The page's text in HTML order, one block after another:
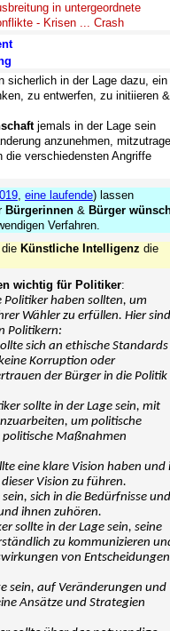
in untergeordnete
- Krisen ... Crash
sicherlich in der Lage dazu, ein
zu entwerfen, zu initiieren &
jemals in der Lage sein
anzunehmen,
die verschiedensten Angriffe
, eine laufende) lassen
Bürgerinnen & Bürger
Verfahren.
Künstliche Intelligenz die
wichtig für Politiker:
Politiker haben sollten, um
Wähler zu erfüllen. Hier sind
Politikern:
sich an ethische Standards
Korruption oder
der Bürger in die Politik
sollte in der Lage sein, mit
um politische
Maßnahmen
eine klare Vision haben und
Vision zu führen.
sich in die Bedürfnisse und
ihnen zuhören.
sollte in der Lage sein, seine
zu kommunizieren
von Entscheidungen
sein, auf Veränderungen und
Ansätze und Strategien